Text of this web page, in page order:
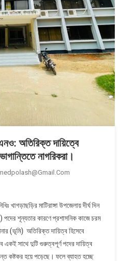
অতিরিক্ত দায়িত্বে
নাগরিকরা।
খাগড়াছড়ির মাটিরাঙ্গা উপজেলায় দীর্ঘ দিন
পদের শূন্যতার কারণে প্রশাসনিক কাজে চরম
(ভূমি) অতিরিক্ত দায়িত্ব হিসেবে
সাথে দুটি গুরুত্বপূর্ণ পদের দায়িত্ব
কষ্টকর হয়ে পড়েছে। ফলে ব্যাহত হচ্ছে